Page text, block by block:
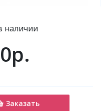
наличии
Заказать